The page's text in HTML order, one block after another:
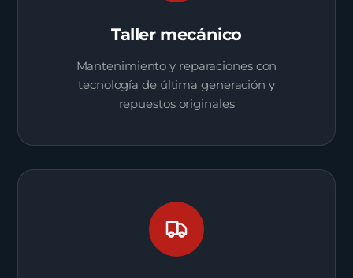
Taller mecánico
Mantenimiento y reparaciones con
tecnología de última generación y
repuestos originales